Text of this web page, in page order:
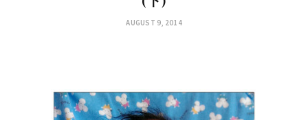
AUGUST 9, 2014